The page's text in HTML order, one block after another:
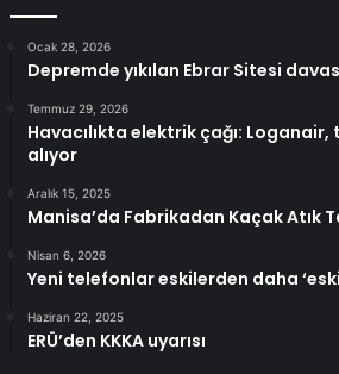
Ocak 28, 2026
Depremde yıkılan Ebrar Sitesi
Temmuz 29, 2026
Havacılıkta elektrik çağı:
alıyor
Aralık 15, 2025
Manisa’da Fabrikadan Kaçak Atık
Nisan 6, 2026
Yeni telefonlar eskilerden daha
Haziran 22, 2025
ERÜ’den KKKA uyarısı